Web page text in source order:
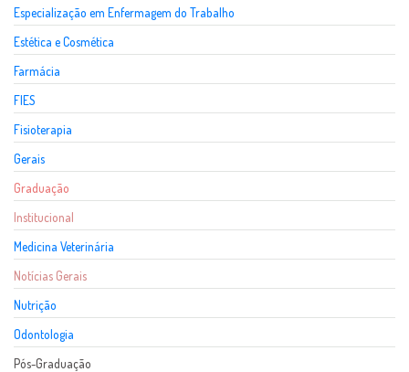
Especialização em Enfermagem do Trabalho
Estética e Cosmética
Farmácia
FIES
Fisioterapia
Gerais
Graduação
Institucional
Medicina Veterinária
Notícias Gerais
Nutrição
Odontologia
Pós-Graduação